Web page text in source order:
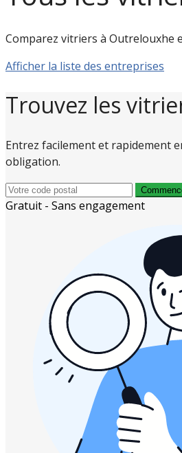
Comparez vitriers à Outrelouxhe
Afficher la liste des entreprises
Trouvez les
Entrez facilement et rapidement
obligation.
Gratuit - Sans engagement